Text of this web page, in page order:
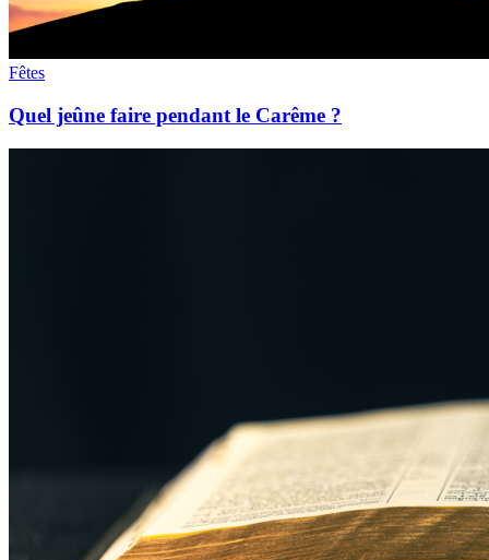
Fêtes
Quel jeûne faire pendant le Carême ?